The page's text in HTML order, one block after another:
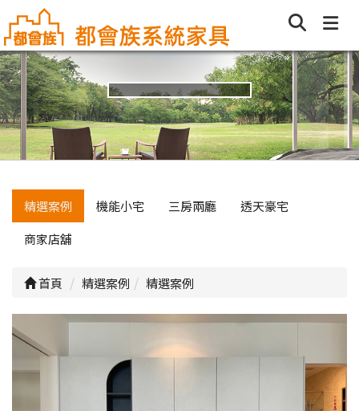
精選案例 機能小宅 三房兩廳
透天豪宅
商家店舖
首頁 精選案例 精選案例